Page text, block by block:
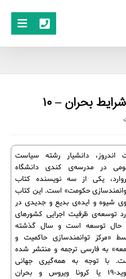
بحران – ۱۰
اندروز، دانشیار رشته سیاست
در مدرسه‌ی کندی دانشگاه
یکی از سه نویسنده کتاب
حکومت» است. این کتاب
شیوه و ایده‌ی بدیع و جدیدی در
توسعه‌ی ظرفیت اجرایی کشورهای
حال توسعه است و سال گذشته
«مرکز توانمندسازی حاکمیت و
به فارسی ترجمه و منتشر شده
با توجه به همه‌گیری جهانی
کووید-19 یا کرونا ویروس و بحران